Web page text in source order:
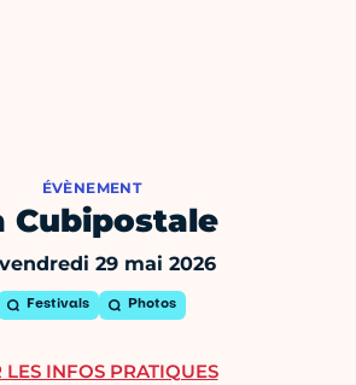
ÉVÈNEMENT
Cubipostale
29 mai 2026
Festivals Photos
LES INFOS PRATIQUES